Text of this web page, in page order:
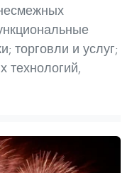
торговли и услуг;